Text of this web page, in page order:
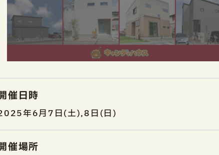
催日時
年6月7日(土),8日(日)
催場所